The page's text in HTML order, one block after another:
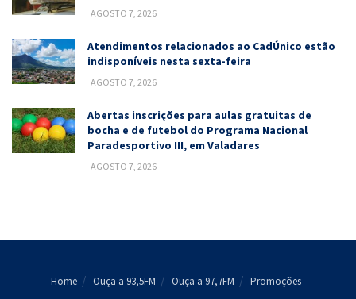
AGOSTO 7, 2026
Atendimentos relacionados ao CadÚnico estão
indisponíveis nesta sexta-feira
AGOSTO 7, 2026
Abertas inscrições para aulas gratuitas de
bocha e de futebol do Programa Nacional
Paradesportivo III, em Valadares
AGOSTO 7, 2026
Home Ouça a 93,5FM Ouça a 97,7FM Promoções